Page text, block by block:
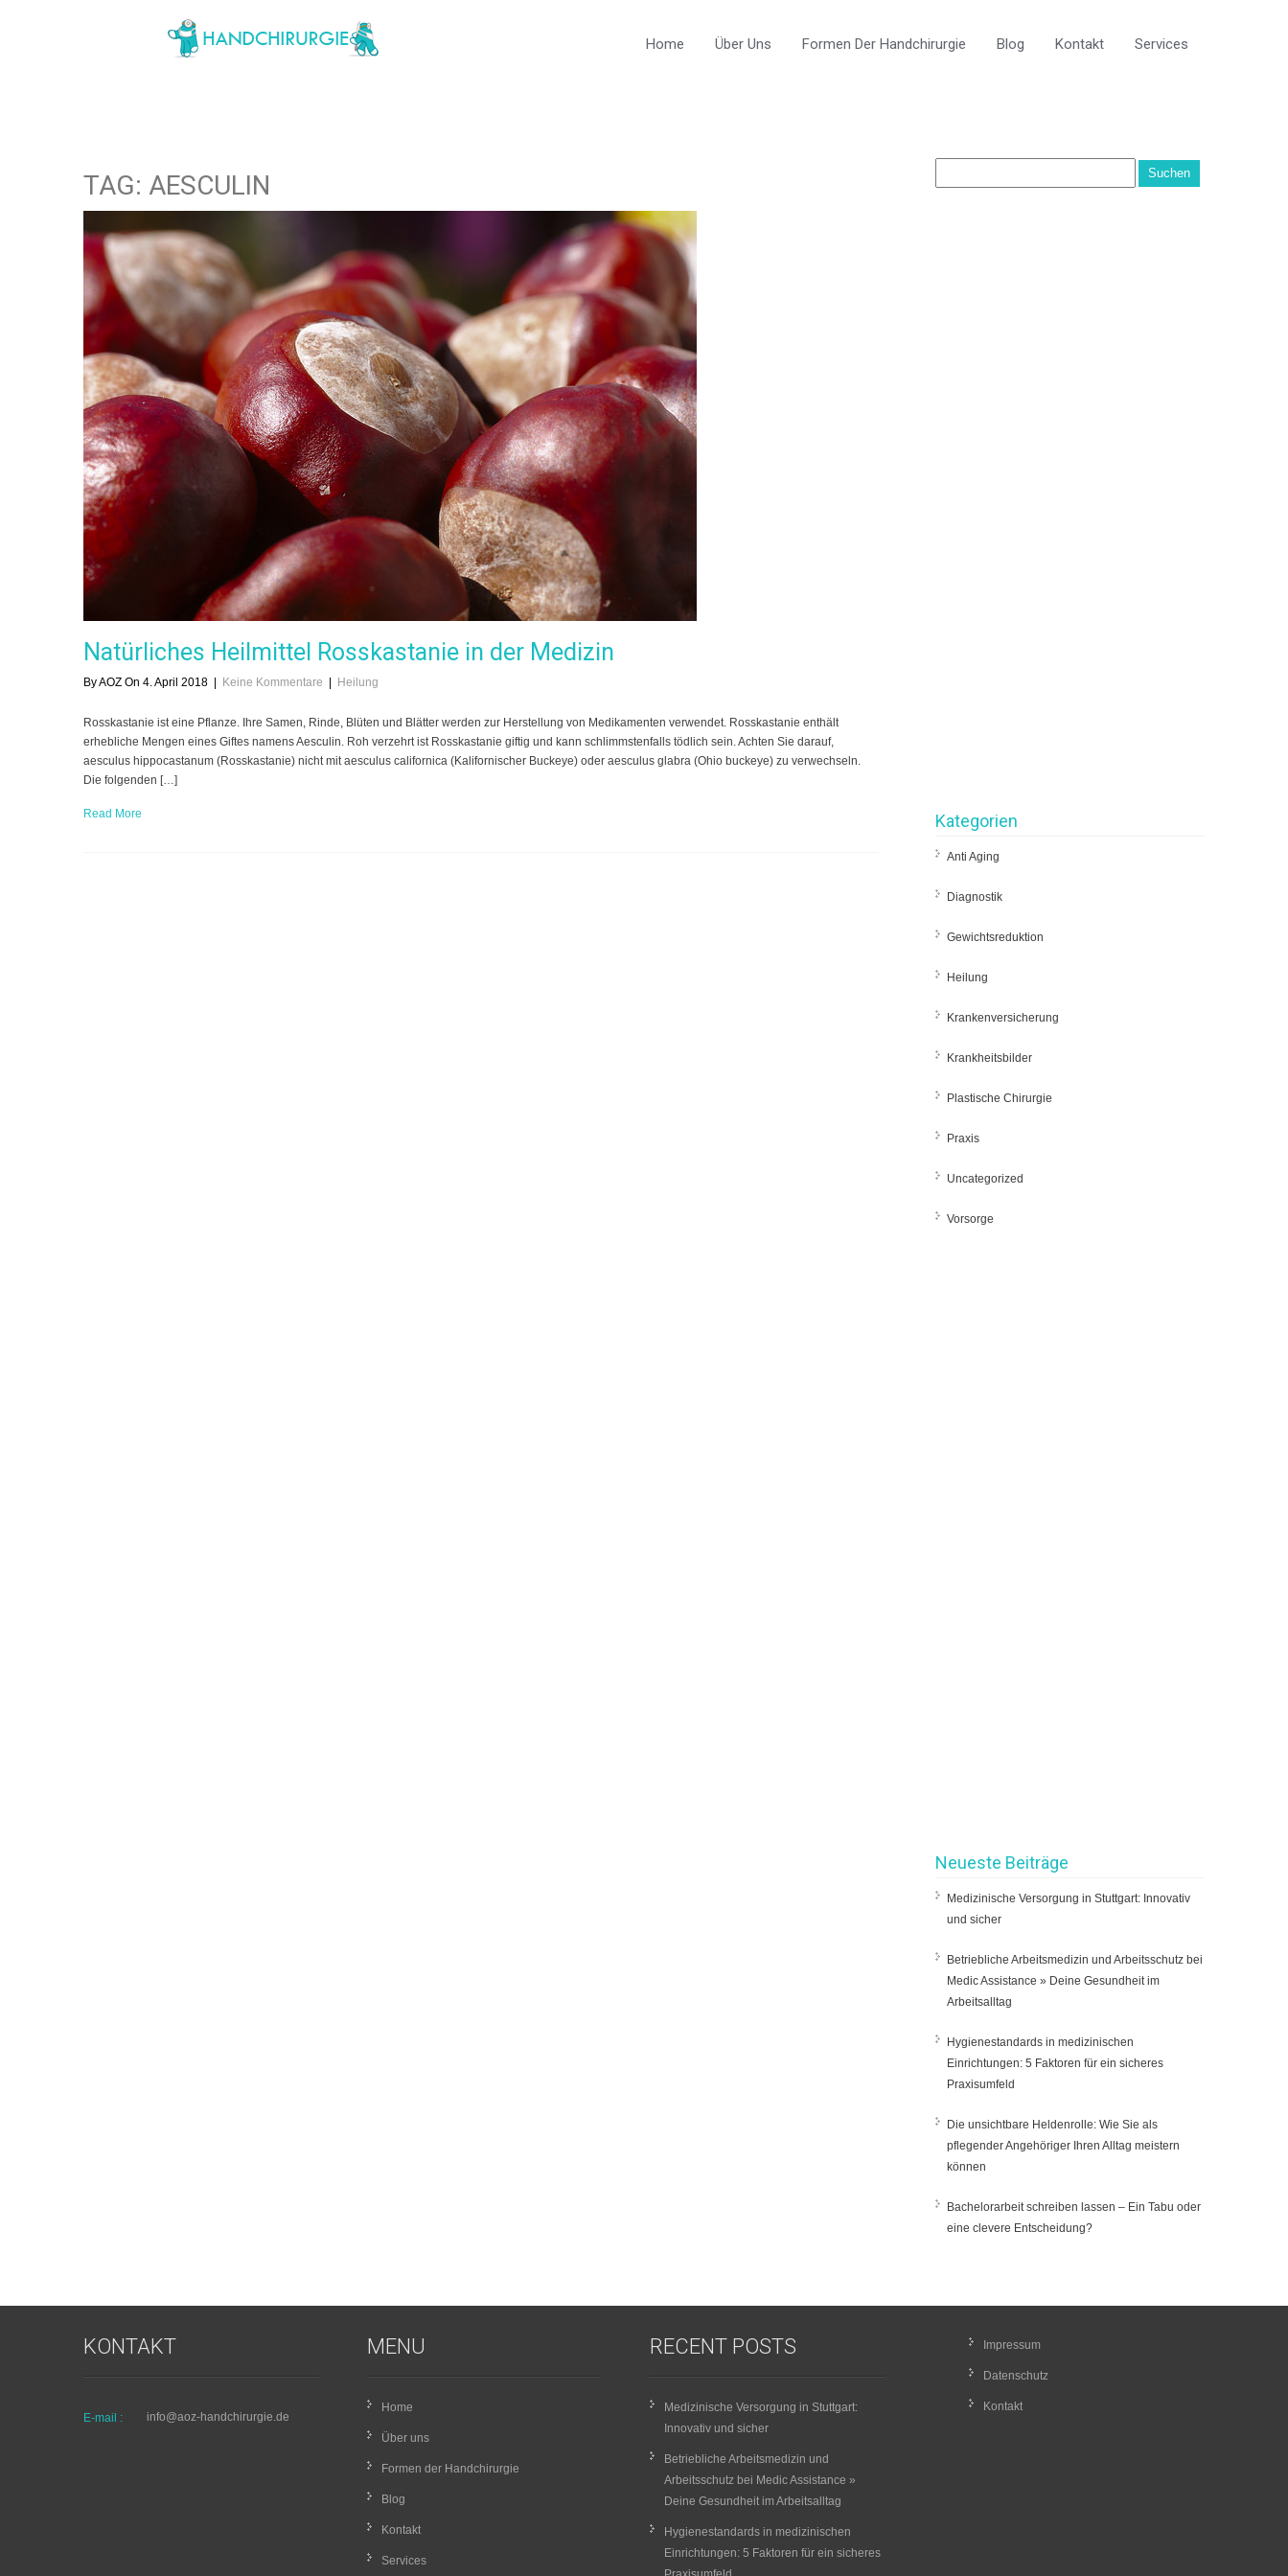
Home Über Uns Formen Der Handchirurgie Blog Kontakt Services
TAG: AESCULIN
Natürliches Heilmittel Rosskastanie in der Medizin
By AOZ On 4. April 2018 Keine Kommentare Heilung
Rosskastanie ist eine Pflanze. Ihre Samen, Rinde, Blüten und Blätter werden zur Herstellung von Medikamenten verwendet. Rosskastanie enthält
erhebliche Mengen eines Giftes namens Aesculin. Roh verzehrt ist Rosskastanie giftig und kann schlimmstenfalls tödlich sein. Achten Sie darauf,
aesculus hippocastanum (Rosskastanie) nicht mit aesculus californica (Kalifornischer Buckeye) oder aesculus glabra (Ohio buckeye) zu verwechseln.
Die folgenden […]
Read More Kategorien
Anti Aging
Diagnostik
Gewichtsreduktion
Heilung
Krankenversicherung
Krankheitsbilder
Plastische Chirurgie
Praxis
Uncategorized
Vorsorge
Neueste Beiträge
Medizinische Versorgung in Stuttgart: Innovativ
und sicher
Betriebliche Arbeitsmedizin und Arbeitsschutz bei
Medic Assistance » Deine Gesundheit im
Arbeitsalltag
Hygienestandards in medizinischen
Einrichtungen: 5 Faktoren für ein sicheres
Praxisumfeld
Die unsichtbare Heldenrolle: Wie Sie als
pflegender Angehöriger Ihren Alltag meistern
können
Bachelorarbeit schreiben lassen – Ein Tabu oder
eine clevere Entscheidung?
KONTAKT
E-mail : info@aoz-handchirurgie.de
MENU
Home
Über uns
Formen der Handchirurgie
Blog
Kontakt
Services
RECENT POSTS
Medizinische Versorgung in Stuttgart:
Innovativ und sicher
Betriebliche Arbeitsmedizin und
Arbeitsschutz bei Medic Assistance »
Deine Gesundheit im Arbeitsalltag
Hygienestandards in medizinischen
Einrichtungen: 5 Faktoren für ein sicheres
Impressum
Datenschutz
Kontakt